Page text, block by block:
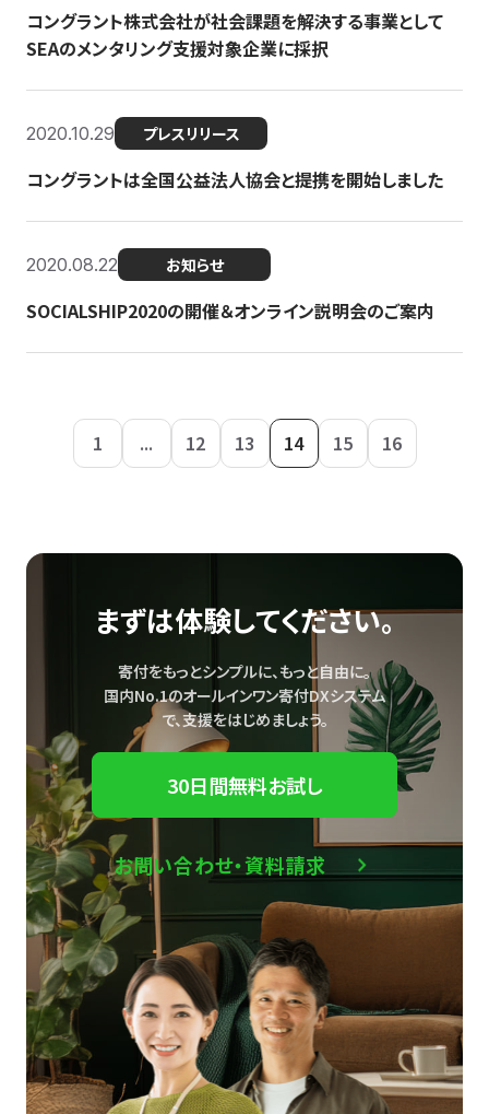
コングラント株式会社が社会課題を解決する事業として
SEAのメンタリング支援対象企業に採択
2020.10.29 プレスリリース
コングラントは全国公益法人協会と提携を開始しました
2020.08.22 お知らせ
SOCIALSHIP2020の開催＆オンライン説明会のご案内
1 ... 12 13 14 15 16
まずは体験してください。
寄付をもっとシンプルに、もっと自由に。
国内No.1のオールインワン寄付DXシステム
で、支援をはじめましょう。
30日間無料お試し
お問い合わせ・資料請求